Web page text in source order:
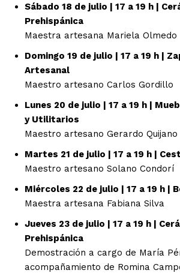
Sábado 18 de julio | 17 a 19 h |
Prehispánica
Maestra artesana Mariela Olmedo
Domingo 19 de julio | 17 a 19 h |
Artesanal
Maestro artesano Carlos Gordillo
Lunes 20 de julio | 17 a 19 h |
y Utilitarios
Maestro artesano Gerardo Quijano
Martes 21 de julio | 17 a 19 h |
Maestro artesano Solano Condorí
Miércoles 22 de julio | 17 a 19 h |
Maestra artesana Fabiana Silva
Jueves 23 de julio | 17 a 19 h |
Prehispánica
Demostración a cargo de María
acompañamiento de Romina